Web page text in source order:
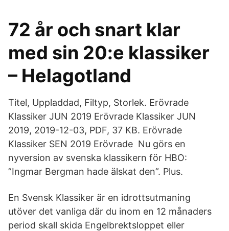
72 år och snart klar
med sin 20:e klassiker
– Helagotland
Titel, Uppladdad, Filtyp, Storlek. Erövrade
Klassiker JUN 2019 Erövrade Klassiker JUN
2019, 2019-12-03, PDF, 37 KB. Erövrade
Klassiker SEN 2019 Erövrade Nu görs en
nyversion av svenska klassikern för HBO:
”Ingmar Bergman hade älskat den”. Plus.
En Svensk Klassiker är en idrottsutmaning
utöver det vanliga där du inom en 12 månaders
period skall skida Engelbrektsloppet eller